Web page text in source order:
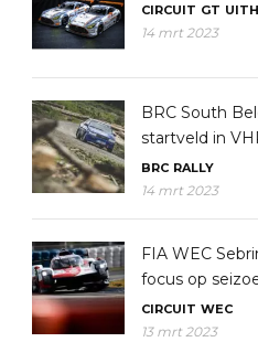
CIRCUIT GT
14 mrt 2023
BRC South
startveld in
BRC RALLY
14 mrt 2023
FIA WEC
focus op
CIRCUIT WEC
13 mrt 2023